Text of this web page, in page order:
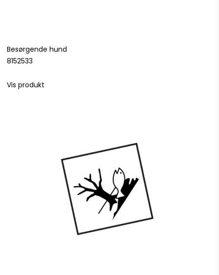
Besørgende hund
8152533
Vis produkt